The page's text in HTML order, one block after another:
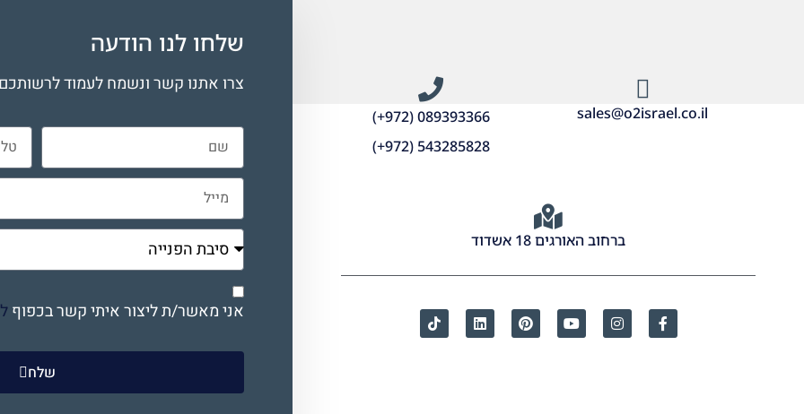
sales@o2israel.co.il
(+972) 089393366
(+972) 543285828
ברחוב האורגים 18 אשדוד
שלחו לנו הודעה
צרו אתנו קשר ונשמח לעמוד
אני מאשר/ת ליצור איתי קשר בכפוף
שלח